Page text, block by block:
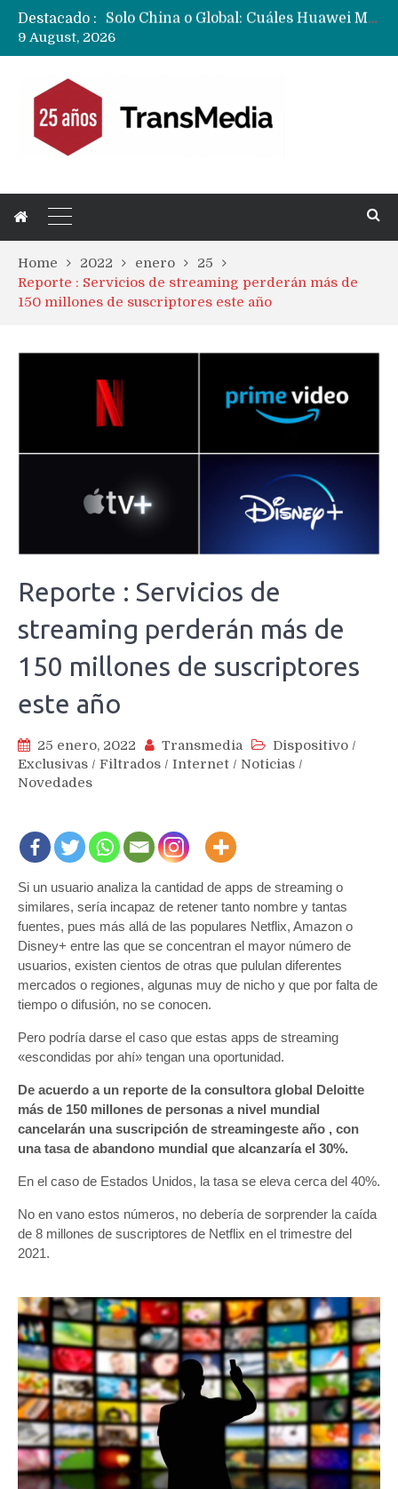
Destacado :
Data Centers de Huawei en Chile, México, Brasil,Perú y Argentina podrían verse afectados por arremetida de EE.UU
9 August, 2026
Home 2022 enero
25
Reporte : Servicios de streaming perderán más de
150 millones de suscriptores este año
Reporte : Servicios de
streaming perderán más de
150 millones de suscriptores
este año
25 enero, 2022 Transmedia Dispositivo /
Exclusivas / Filtrados / Internet / Noticias /
Novedades
Si un usuario analiza la cantidad de apps de streaming o
similares, sería incapaz de retener tanto nombre y tantas
fuentes, pues más allá de las populares Netflix, Amazon o
Disney+ entre las que se concentran el mayor número de
usuarios, existen cientos de otras que pululan diferentes
mercados o regiones, algunas muy de nicho y que por falta de
tiempo o difusión, no se conocen.
Pero podría darse el caso que estas apps de streaming
«escondidas por ahí» tengan una oportunidad.
De acuerdo a un reporte de la consultora global Deloitte
más de 150 millones de personas a nivel mundial
cancelarán una suscripción de streamingeste año , con
una tasa de abandono mundial que alcanzaría el 30%.
En el caso de Estados Unidos, la tasa se eleva cerca del 40%.
No en vano estos números, no debería de sorprender la caída
de 8 millones de suscriptores de Netflix en el trimestre del
2021.